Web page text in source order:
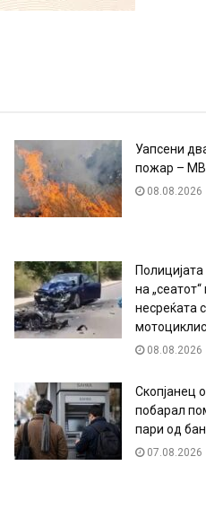
Уапсени
пожар –
08.08.2026
на „сеатот“
несреќата
08.08.2026
Скопјанец
побарал
пари од
07.08.2026